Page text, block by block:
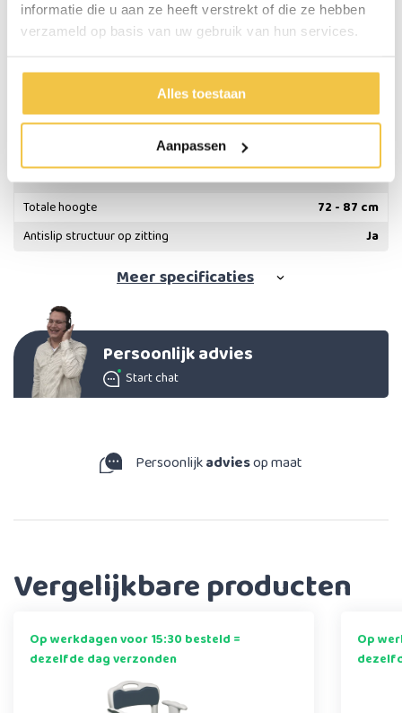
informatie die u aan ze heeft verstrekt of die ze hebben
verzameld op basis van uw gebruik van hun services.
Alles toestaan
Aanpassen
Specificaties
Zitdiepte
30 cm
Maximale gewicht gebruiker
Totale breedte
60.5 cm
Totale hoogte
72 - 87 cm
Antislip structuur op zitting
Ja
Meerspecificaties
Persoonlijk advies
Start chat
Persoonlijkadviesop maat
Vergelijkbare producten
Op werkdagen voor 15:30 besteld =
dezelfde dag verzonden
Op